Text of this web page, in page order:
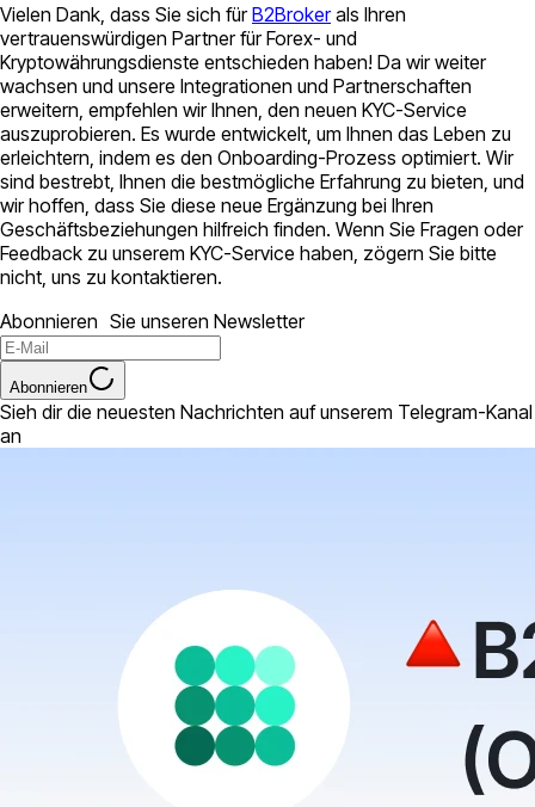
Vielen Dank, dass Sie sich fürB2Brokerals Ihren
vertrauenswürdigen Partner für Forex- und
Kryptowährungsdienste entschieden haben! Da wir weiter
wachsen und unsere Integrationen und Partnerschaften
erweitern, empfehlen wir Ihnen, den neuen KYC-Service
auszuprobieren. Es wurde entwickelt, um Ihnen das Leben zu
erleichtern, indem es den Onboarding-Prozess optimiert. Wir
sind bestrebt, Ihnen die bestmögliche Erfahrung zu bieten, und
wir hoffen, dass Sie diese neue Ergänzung bei Ihren
Geschäftsbeziehungen hilfreich finden. Wenn Sie Fragen oder
Feedback zu unserem KYC-Service haben, zögern Sie bitte
nicht, uns zu kontaktieren.
Abonnieren Sie unseren Newsletter
Abonnieren
Sieh dir die neuesten Nachrichten auf unserem Telegram-Kanal
an